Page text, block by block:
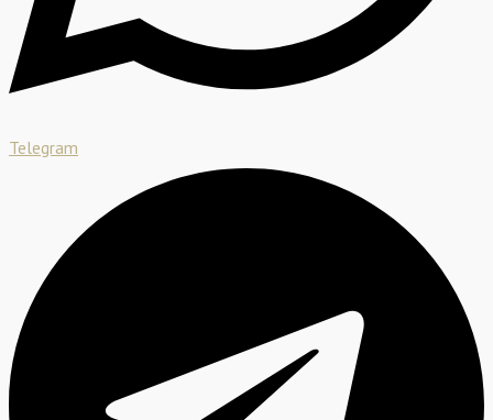
Telegram